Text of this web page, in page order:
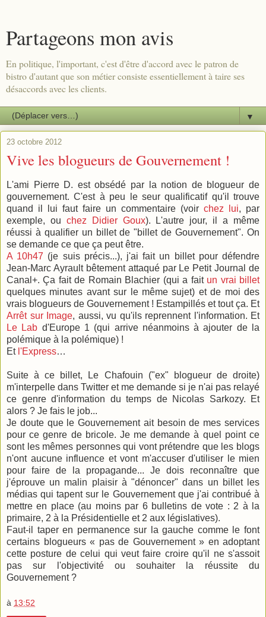
Partageons mon avis
En politique, l'important, c'est d'être d'accord avec le patron de
bistro d'autant que son métier consiste essentiellement à taire ses
désaccords avec les clients.
▼
23 octobre 2012
Vive les blogueurs de Gouvernement !
L'ami Pierre D. est obsédé par la notion de blogueur de
gouvernement. C'est à peu le seur qualificatif qu'il trouve
quand il lui faut faire un commentaire (voir chez lui, par
exemple, ou chez Didier Goux). L'autre jour, il a même
réussi à qualifier un billet de "billet de Gouvernement". On
se demande ce que ça peut être.
A 10h47 (je suis précis...), j'ai fait un billet pour défendre
Jean-Marc Ayrault bêtement attaqué par Le Petit Journal de
Canal+. Ça fait de Romain Blachier (qui a fait un vrai billet
quelques minutes avant sur le même sujet) et de moi des
vrais blogueurs de Gouvernement ! Estampillés et tout ça. Et
Arrêt sur Image, aussi, vu qu'ils reprennent l'information. Et
Le Lab d'Europe 1 (qui arrive néanmoins à ajouter de la
polémique à la polémique) !
Et l'Express…
Suite à ce billet, Le Chafouin ("ex" blogueur de droite)
m'interpelle dans Twitter et me demande si je n'ai pas relayé
ce genre d'information du temps de Nicolas Sarkozy. Et
alors ? Je fais le job...
Je doute que le Gouvernement ait besoin de mes services
pour ce genre de bricole. Je me demande à quel point ce
sont les mêmes personnes qui vont prétendre que les blogs
n'ont aucune influence et vont m'accuser d'utiliser le mien
pour faire de la propagande... Je dois reconnaître que
j'éprouve un malin plaisir à "dénoncer" dans un billet les
médias qui tapent sur le Gouvernement que j'ai contribué à
mettre en place (au moins par 6 bulletins de vote : 2 à la
primaire, 2 à la Présidentielle et 2 aux législatives).
Faut-il taper en permanence sur la gauche comme le font
certains blogueurs « pas de Gouvernement » en adoptant
cette posture de celui qui veut faire croire qu'il ne s'assoit
pas sur l'objectivité ou souhaiter la réussite du
Gouvernement ?
à 13:52